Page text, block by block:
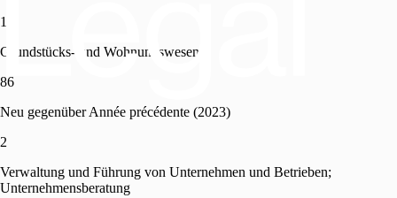
1
Grundstücks- und Wohnungswesen
86
Neu gegenüber Année précédente (2023)
2
Verwaltung und Führung von Unternehmen und Betrieben;
Unternehmensberatung